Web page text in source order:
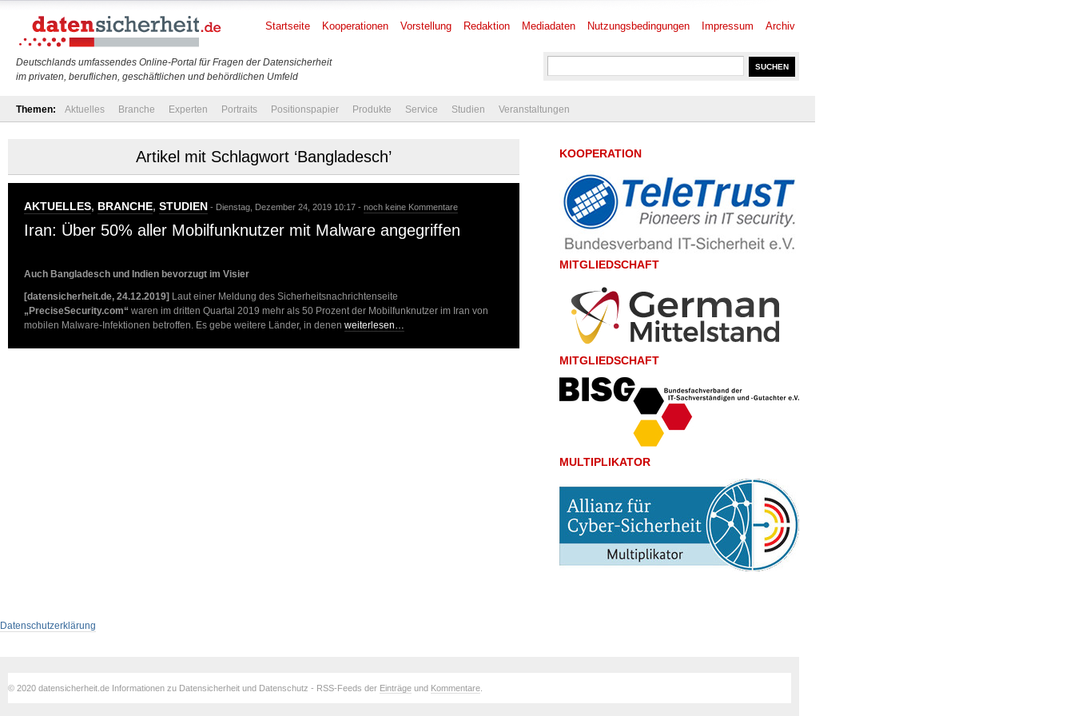
Deutschlands umfassendes Online-Portal für Fragen der Datensicherheit
im privaten, beruflichen, geschäftlichen und behördlichen Umfeld
Startseite Kooperationen Vorstellung Redaktion Mediadaten Nutzungsbedingungen Impressum Archiv
Themen: Aktuelles Branche Experten Portraits Positionspapier Produkte Service Studien Veranstaltungen
Artikel mit Schlagwort ‘Bangladesch’
AKTUELLES, BRANCHE, STUDIEN - Dienstag, Dezember 24, 2019 10:17 - noch keine Kommentare
Iran: Über 50% aller Mobilfunknutzer mit Malware angegriffen
Auch Bangladesch und Indien bevorzugt im Visier
[datensicherheit.de, 24.12.2019] Laut einer Meldung des Sicherheitsnachrichtenseite
„PreciseSecurity.com“ waren im dritten Quartal 2019 mehr als 50 Prozent der Mobilfunknutzer im Iran von
mobilen Malware-Infektionen betroffen. Es gebe weitere Länder, in denen weiterlesen…
KOOPERATION
MITGLIEDSCHAFT
MITGLIEDSCHAFT
MULTIPLIKATOR
Datenschutzerklärung
© 2020 datensicherheit.de Informationen zu Datensicherheit und Datenschutz - RSS-Feeds der Einträge und Kommentare